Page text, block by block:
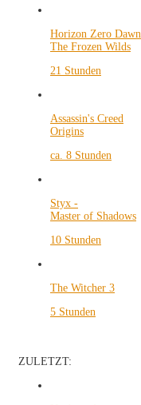
Horizon Zero Dawn
The Frozen Wilds
21 Stunden
Assassin's Creed
Origins
ca. 8 Stunden
Styx -
Master of Shadows
10 Stunden
The Witcher 3
5 Stunden
ZULETZT: